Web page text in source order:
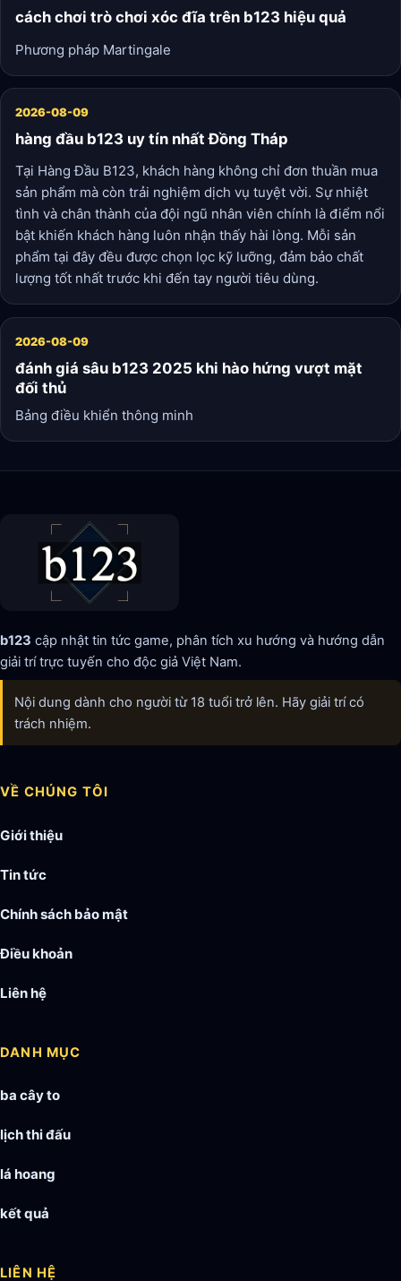
cách chơi trò chơi xóc đĩa trên b123 hiệu quả
Phương pháp Martingale
2026-08-09
hàng đầu b123 uy tín nhất Đồng Tháp
Tại Hàng Đầu B123, khách hàng không chỉ đơn thuần mua
sản phẩm mà còn trải nghiệm dịch vụ tuyệt vời. Sự nhiệt
tình và chân thành của đội ngũ nhân viên chính là điểm nổi
bật khiến khách hàng luôn nhận thấy hài lòng. Mỗi sản
phẩm tại đây đều được chọn lọc kỹ lưỡng, đảm bảo chất
lượng tốt nhất trước khi đến tay người tiêu dùng.
2026-08-09
đánh giá sâu b123 2025 khi hào hứng vượt mặt
đối thủ
Bảng điều khiển thông minh
b123 cập nhật tin tức game, phân tích xu hướng và hướng dẫn
giải trí trực tuyến cho độc giả Việt Nam.
Nội dung dành cho người từ 18 tuổi trở lên. Hãy giải trí có
trách nhiệm.
VỀ CHÚNG TÔI
Giới thiệu
Tin tức
Chính sách bảo mật
Điều khoản
Liên hệ
DANH MỤC
ba cây to
lịch thi đấu
lá hoang
kết quả
LIÊN HỆ